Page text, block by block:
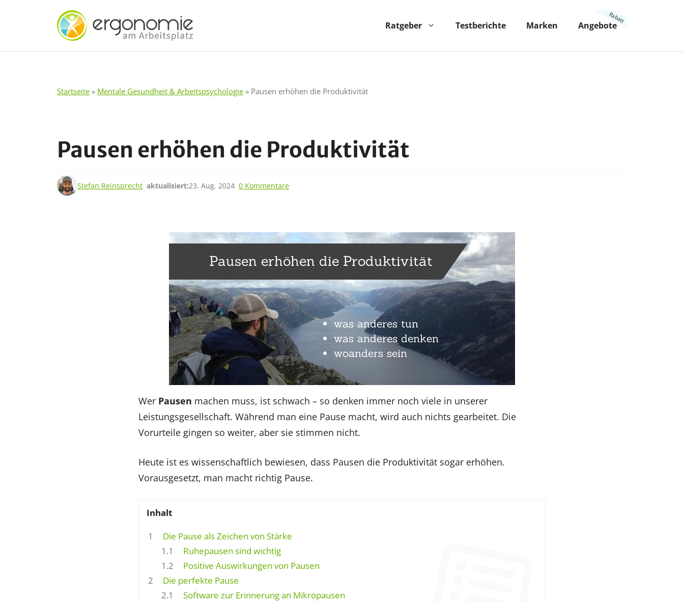
Ratgeber Testberichte Marken Angebote
Startseite » Mentale Gesundheit & Arbeitspsychologie » Pausen erhöhen die Produktivität
Pausen erhöhen die Produktivität
Stefan Reinsprecht aktualisiert:23. Aug. 2024
20. Aug. 2014 0 Kommentare
Wer Pausen machen muss, ist schwach – so denken immer noch viele in unserer
Leistungsgesellschaft. Während man eine Pause macht, wird auch nichts gearbeitet. Die
Vorurteile gingen so weiter, aber sie stimmen nicht.
Heute ist es wissenschaftlich bewiesen, dass Pausen die Produktivität sogar erhöhen.
Vorausgesetzt, man macht richtig Pause.
Inhalt
1
Die Pause als Zeichen von Stärke
1.1
Ruhepausen sind wichtig
1.2
Positive Auswirkungen von Pausen
2
Die perfekte Pause
2.1
Software zur Erinnerung an Mikropausen